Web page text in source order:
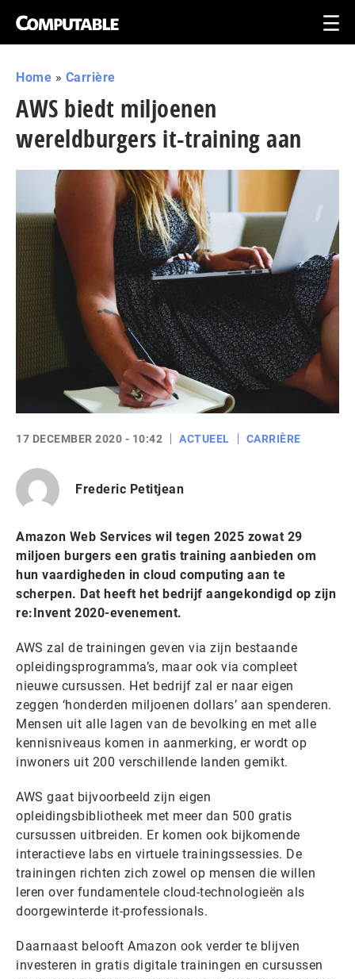
Home » Carrière
AWS biedt miljoenen
wereldburgers it-training aan
17 DECEMBER 2020 - 10:42 ACTUEEL CARRIÈRE
Frederic Petitjean
Amazon Web Services wil tegen 2025 zowat 29
miljoen burgers een gratis training aanbieden om
hun vaardigheden in cloud computing aan te
scherpen. Dat heeft het bedrijf aangekondigd op zijn
re:Invent 2020-evenement.
AWS zal de trainingen geven via zijn bestaande
opleidingsprogramma’s, maar ook via compleet
nieuwe cursussen. Het bedrijf zal er naar eigen
zeggen ‘honderden miljoenen dollars’ aan spenderen.
Mensen uit alle lagen van de bevolking en met alle
kennisniveaus komen in aanmerking, er wordt op
inwoners uit 200 verschillende landen gemikt.
AWS gaat bijvoorbeeld zijn eigen
opleidingsbibliotheek met meer dan 500 gratis
cursussen uitbreiden. Er komen ook bijkomende
interactieve labs en virtuele trainingssessies. De
trainingen richten zich zowel op mensen die willen
leren over fundamentele cloud-technologieën als
doorgewinterde it-professionals.
Daarnaast belooft Amazon ook verder te blijven
investeren in gratis digitale trainingen en cursussen